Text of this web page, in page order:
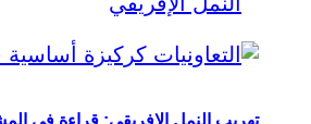
تهريب النمل الإفريقي: قراءة في